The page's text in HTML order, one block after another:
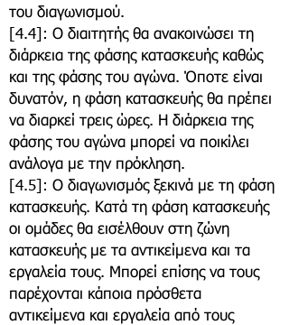
του διαγωνισμού.
[4.4]: Ο διαιτητής θα ανακοινώσει τη
διάρκεια της φάσης κατασκευής καθώς
και της φάσης του αγώνα. Όποτε είναι
δυνατόν, η φάση κατασκευής θα πρέπει
να διαρκεί τρεις ώρες. Η διάρκεια της
φάσης του αγώνα μπορεί να ποικίλει
ανάλογα με την πρόκληση.
​[4.5]: Ο διαγωνισμός ξεκινά με τη φάση
κατασκευής. Κατά τη φάση κατασκευής
οι ομάδες θα εισέλθουν στη ζώνη
κατασκευής με τα αντικείμενα και τα
εργαλεία τους. Μπορεί επίσης να τους
παρέχονται κάποια πρόσθετα
αντικείμενα και εργαλεία από τους